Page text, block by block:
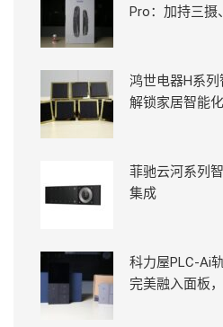
Pro：加持三摄
鸿世电器H系列
解锁家居智能
菲驰云河系列
集成
科力屋PLC-Ai
完美融入面板